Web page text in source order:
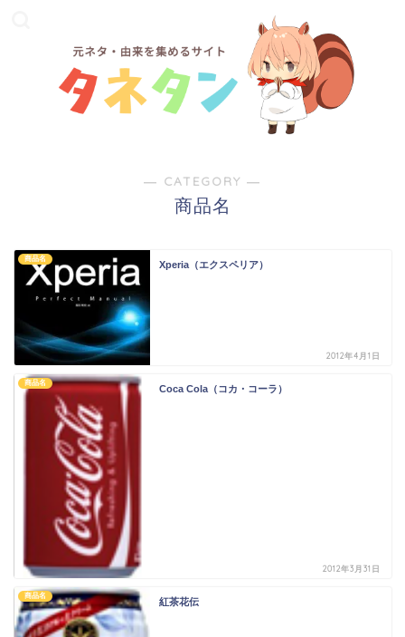
― CATEGORY ―
商品名
商品名
Xperia（エクスペリア）
2012年4月1日
商品名
Coca Cola（コカ・コーラ）
2012年3月31日
商品名
紅茶花伝